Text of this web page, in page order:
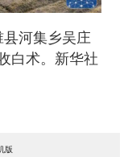
县河集乡吴庄
白术。新华社
版